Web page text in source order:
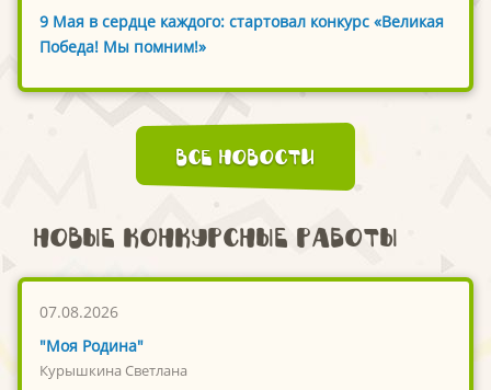
9 Мая в сердце каждого: стартовал конкурс «Великая
Победа! Мы помним!»
Все новости
Новые конкурсные работы
07.08.2026
"Моя Родина"
Курышкина Светлана